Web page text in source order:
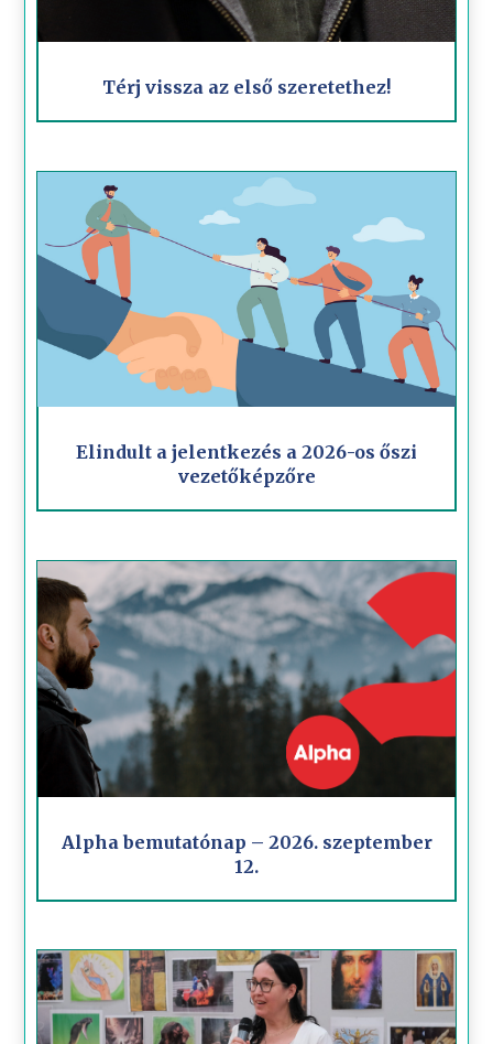
Térj vissza az első szeretethez!
Elindult a jelentkezés a 2026-os őszi
vezetőképzőre
Alpha bemutatónap – 2026. szeptember
12.